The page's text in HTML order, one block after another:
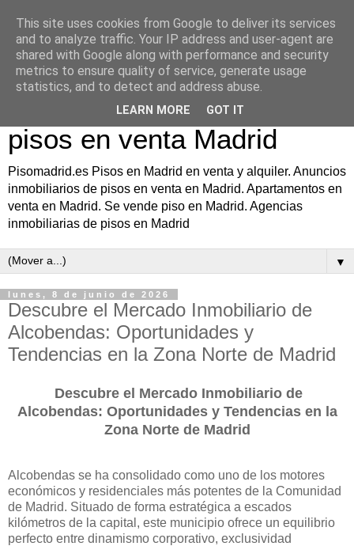
Pisomadrid.es Pisos en
Madrid en venta y alquiler.
Anuncios inmobiliarios de
pisos en venta Madrid
Pisomadrid.es Pisos en Madrid en venta y alquiler. Anuncios
inmobiliarios de pisos en venta en Madrid. Apartamentos en
venta en Madrid. Se vende piso en Madrid. Agencias
inmobiliarias de pisos en Madrid
▼
lunes, 8 de junio de 2026
Descubre el Mercado Inmobiliario de
Alcobendas: Oportunidades y
Tendencias en la Zona Norte de Madrid
Descubre el Mercado Inmobiliario de
Alcobendas: Oportunidades y Tendencias en la
Zona Norte de Madrid
Alcobendas se ha consolidado como uno de los motores
económicos y residenciales más potentes de la Comunidad
de Madrid. Situado de forma estratégica a escados
kilómetros de la capital, este municipio ofrece un equilibrio
perfecto entre dinamismo corporativo, exclusividad
This site uses cookies from Google to deliver its services
and to analyze traffic. Your IP address and user-agent are
shared with Google along with performance and security
metrics to ensure quality of service, generate usage
statistics, and to detect and address abuse.
LEARN MORE GOT IT